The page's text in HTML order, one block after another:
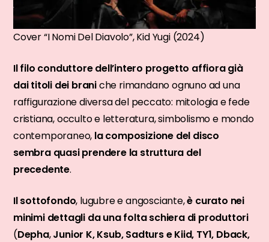
Cover “I Nomi Del Diavolo”, Kid Yugi (2024)
Il filo conduttore dell’intero progetto affiora già
dai titoli dei braniche rimandano ognuno ad una
raffigurazione diversa del peccato: mitologia e fede
cristiana, occulto e letteratura, simbolismo e mondo
contemporaneo, la composizione del disco
sembra quasi prendere la struttura del
precedente.
Il sottofondo, lugubre e angosciante,è curato nei
minimi dettagli da una folta schiera di produttori
(Depha,Junior K, Ksub, Sadturs e Kiid, TY1, Dback,